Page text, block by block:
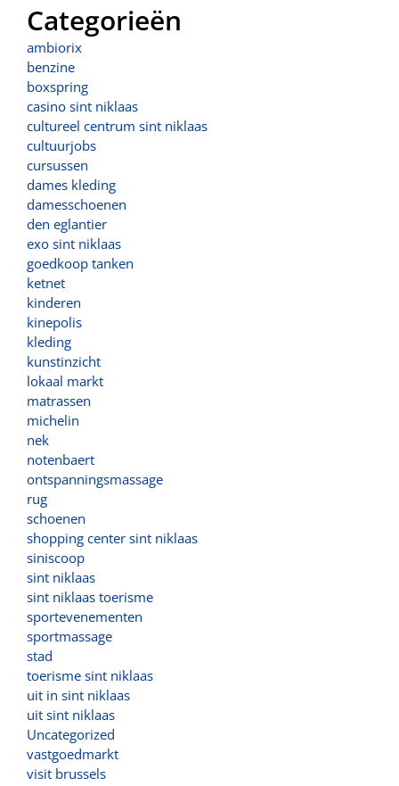
Categorieën
ambiorix
benzine
boxspring
casino sint niklaas
cultureel centrum sint niklaas
cultuurjobs
cursussen
dames kleding
damesschoenen
den eglantier
exo sint niklaas
goedkoop tanken
ketnet
kinderen
kinepolis
kleding
kunstinzicht
lokaal markt
matrassen
michelin
nek
notenbaert
ontspanningsmassage
rug
schoenen
shopping center sint niklaas
siniscoop
sint niklaas
sint niklaas toerisme
sportevenementen
sportmassage
stad
toerisme sint niklaas
uit in sint niklaas
uit sint niklaas
Uncategorized
vastgoedmarkt
visit brussels